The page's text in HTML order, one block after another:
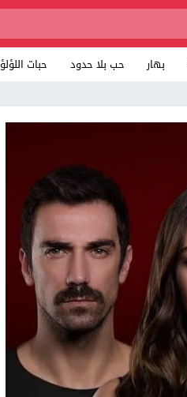
بهار حب بلا حدود حبات اللؤلؤ